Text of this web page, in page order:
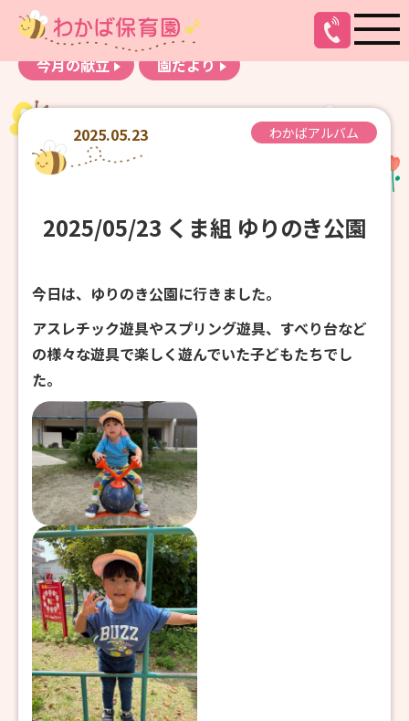
お知らせ
わかばアルバム
今月の献立
園だより
2025.05.23 わかばアルバム
2025/05/23 くま組 ゆりのき公園
今日は、ゆりのき公園に行きました。
アスレチック遊具やスプリング遊具、すべり台など
の様々な遊具で楽しく遊んでいた子どもたちでし
た。